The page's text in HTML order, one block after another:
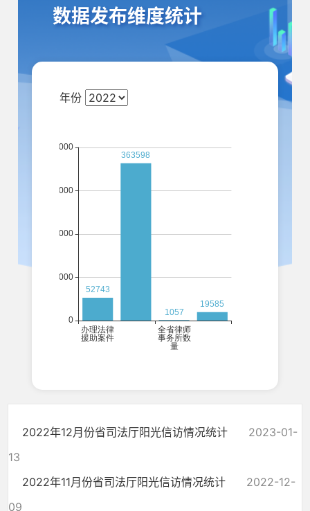
数据发布维度统计
年份
2022年12月份省司法厅阳光信访情况统计
2023-01-
13
2022年11月份省司法厅阳光信访情况统计
2022-12-
09